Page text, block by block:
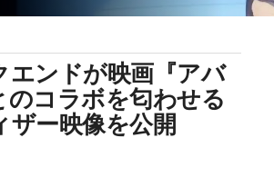
エンドが映画『アバ
のコラボを匂わせる
ザー映像を公開